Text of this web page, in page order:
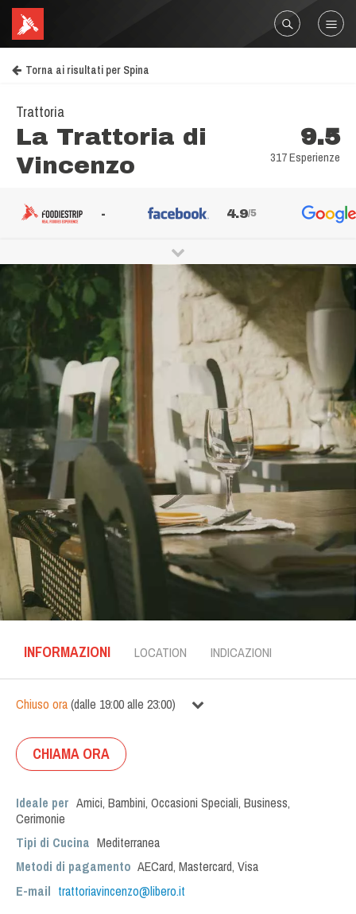
Torna ai risultati per Spina
Trattoria
La Trattoria di
Vincenzo
9.5
317 Esperienze
- 4.9/5
INFORMAZIONI LOCATION INDICAZIONI
Chiuso ora(dalle 19:00alle 23:00)
CHIAMA ORA
Ideale per Amici, Bambini, Occasioni Speciali, Business,
Cerimonie
Tipi di Cucina Mediterranea
Metodi di pagamento AECard, Mastercard, Visa
E-mail trattoriavincenzo@libero.it